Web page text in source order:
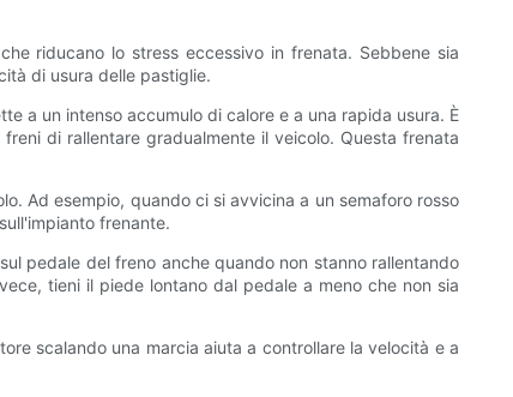
riducano lo stress eccessivo in frenata. Sebbene sia
di usura delle pastiglie.
a un intenso accumulo di calore e a una rapida usura. È
di rallentare gradualmente il veicolo. Questa frenata
Ad esempio, quando ci si avvicina a un semaforo rosso
frenante.
pedale del freno anche quando non stanno rallentando
tieni il piede lontano dal pedale a meno che non sia
scalando una marcia aiuta a controllare la velocità e a